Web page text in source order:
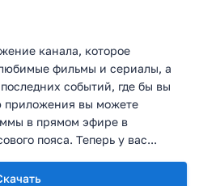
канала, которое
фильмы и сериалы, а
событий, где бы вы
приложения вы можете
в прямом эфире в
пояса. Теперь у вас...